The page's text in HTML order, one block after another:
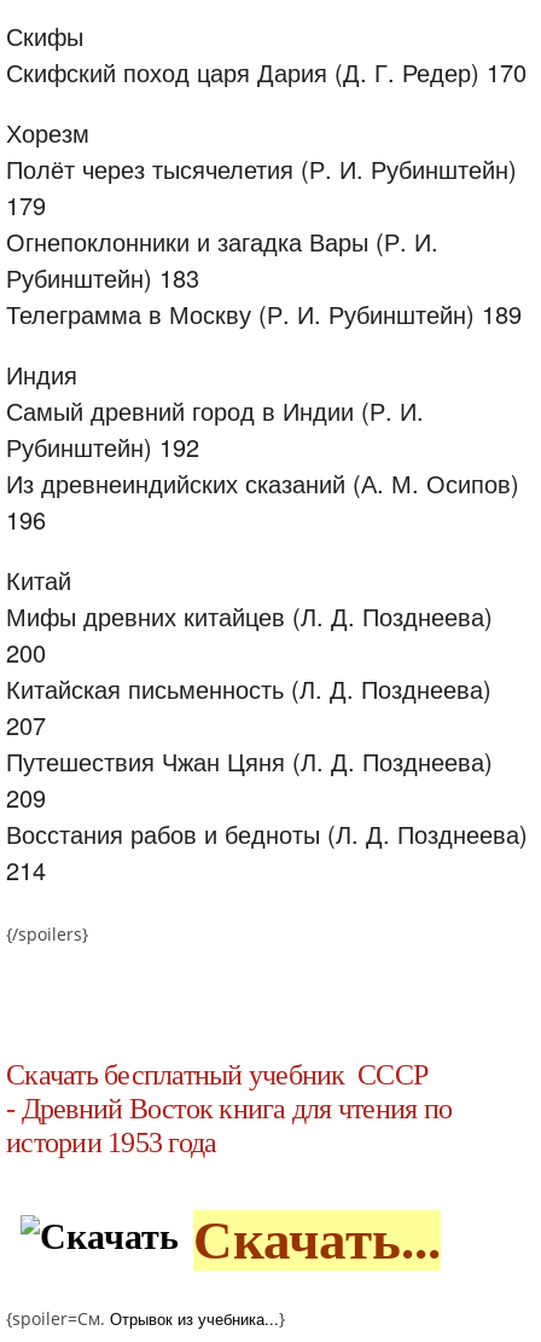
Скифы
Скифский поход царя Дария (Д. Г. Редер) 170
Хорезм
Полёт через тысячелетия (Р. И. Рубинштейн)
179
Огнепоклонники и загадка Вары (Р. И.
Рубинштейн) 183
Телеграмма в Москву (Р. И. Рубинштейн) 189
Индия
Самый древний город в Индии (Р. И.
Рубинштейн) 192
Из древнеиндийских сказаний (А. М. Осипов)
196
Китай
Мифы древних китайцев (Л. Д. Позднеева)
200
Китайская письменность (Л. Д. Позднеева)
207
Путешествия Чжан Цяня (Л. Д. Позднеева)
209
Восстания рабов и бедноты (Л. Д. Позднеева)
214
{/spoilers}
Скачать бесплатный учебник СССР
- Древний Восток книга для чтения по
истории 1953 года
Скачать...
{spoiler=См. Отрывок из учебника...}